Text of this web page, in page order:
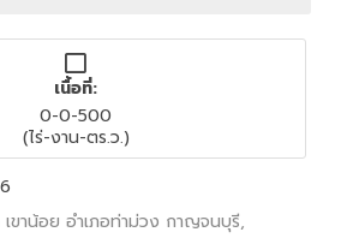
เนื้อที่:
0-0-500
(ไร่-งาน-ตร.ว.)
ขาน้อย อำเภอท่าม่วง กาญจนบุรี,